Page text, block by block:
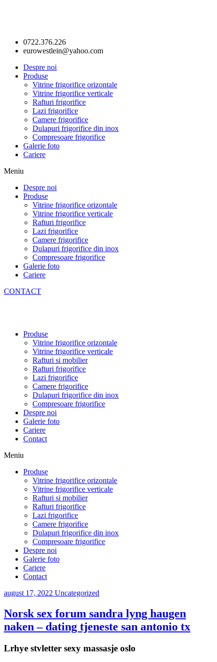
0722.376.226
eurowestlein@yahoo.com
Despre noi
Produse
Vitrine frigorifice orizontale
Vitrine frigorifice verticale
Rafturi frigorifice
Lazi frigorifice
Camere frigorifice
Dulapuri frigorifice din inox
Compresoare frigorifice
Galerie foto
Cariere
Meniu
Despre noi
Produse
Vitrine frigorifice orizontale
Vitrine frigorifice verticale
Rafturi frigorifice
Lazi frigorifice
Camere frigorifice
Dulapuri frigorifice din inox
Compresoare frigorifice
Galerie foto
Cariere
CONTACT
Produse
Vitrine frigorifice orizontale
Vitrine frigorifice verticale
Rafturi si mobilier
Rafturi frigorifice
Lazi frigorifice
Camere frigorifice
Dulapuri frigorifice din inox
Compresoare frigorifice
Despre noi
Galerie foto
Cariere
Contact
Meniu
Produse
Vitrine frigorifice orizontale
Vitrine frigorifice verticale
Rafturi si mobilier
Rafturi frigorifice
Lazi frigorifice
Camere frigorifice
Dulapuri frigorifice din inox
Compresoare frigorifice
Despre noi
Galerie foto
Cariere
Contact
august 17, 2022 Uncategorized
Norsk sex forum sandra lyng haugen
naken – dating tjeneste san antonio tx
Lrhye stvletter sexy massasje oslo